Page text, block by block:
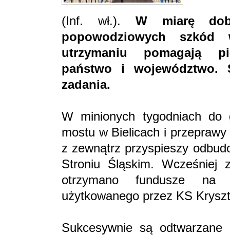
(Inf. wł.). W miarę
popowodziowych
utrzymaniu pomagają
państwo i województwo.
zadania.
W minionych tygodniach do
mostu w Bielicach i
z zewnątrz przyspieszy
Stroniu Śląskim.
otrzymano fundusze na
użytkowanego przez KS
Sukcesywnie są odtwarzane